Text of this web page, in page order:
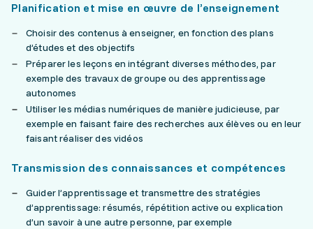
Planification et mise en œuvre de l’enseignement
Choisir des contenus à enseigner, en fonction des plans
d’études et des objectifs
Préparer les leçons en intégrant diverses méthodes, par
exemple des travaux de groupe ou des apprentissage
autonomes
Utiliser les médias numériques de manière judicieuse, par
exemple en faisant faire des recherches aux élèves ou en leur
faisant réaliser des vidéos
Transmission des connaissances et compétences
Guider l’apprentissage et transmettre des stratégies
d’apprentissage: résumés, répétition active ou explication
d’un savoir à une autre personne, par exemple